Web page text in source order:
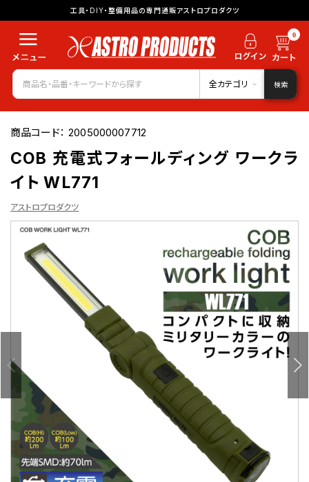
工具・DIY・整備用品の専門通販アストロプロダクツ
0
全カテゴリ 検索
商品コード：2005000007712
COB 充電式フォールディング ワークラ
イト WL771
アストロプロダクツ